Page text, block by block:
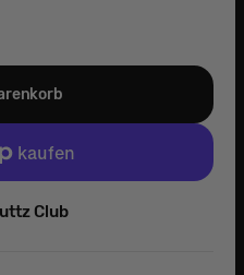
Club